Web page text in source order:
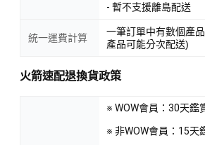
- 暫不支援離島配送
統一運費計算
一筆訂單中有數個產
產品可能分次配送)
火箭速配退換貨政策
※ WOW會員：30天鑑
※ 非WOW會員：15天